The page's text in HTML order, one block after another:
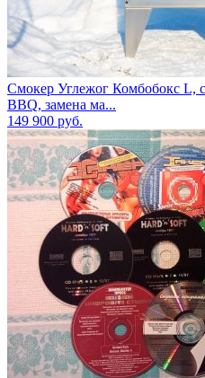
Смокер Углежог Комбобокс L,
BBQ, замена ма...
149 900 руб.